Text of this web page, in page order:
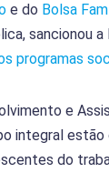
e do Bolsa
sancionou
programas
e
integral
do